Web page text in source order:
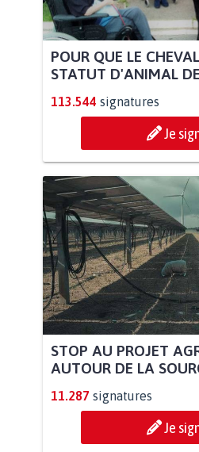
POUR QUE LE
STATUT D'ANIMAL
113.544 signatures
Je
STOP AU PROJET
AUTOUR DE LA
11.287 signatures
Je